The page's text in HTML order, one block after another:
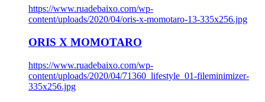
https://www.ruadebaixo.com/wp-
content/uploads/2020/04/oris-x-momotaro-13-335x256.jpg
ORIS X MOMOTARO
https://www.ruadebaixo.com/wp-
content/uploads/2020/04/71360_lifestyle_01-fileminimizer-
335x256.jpg